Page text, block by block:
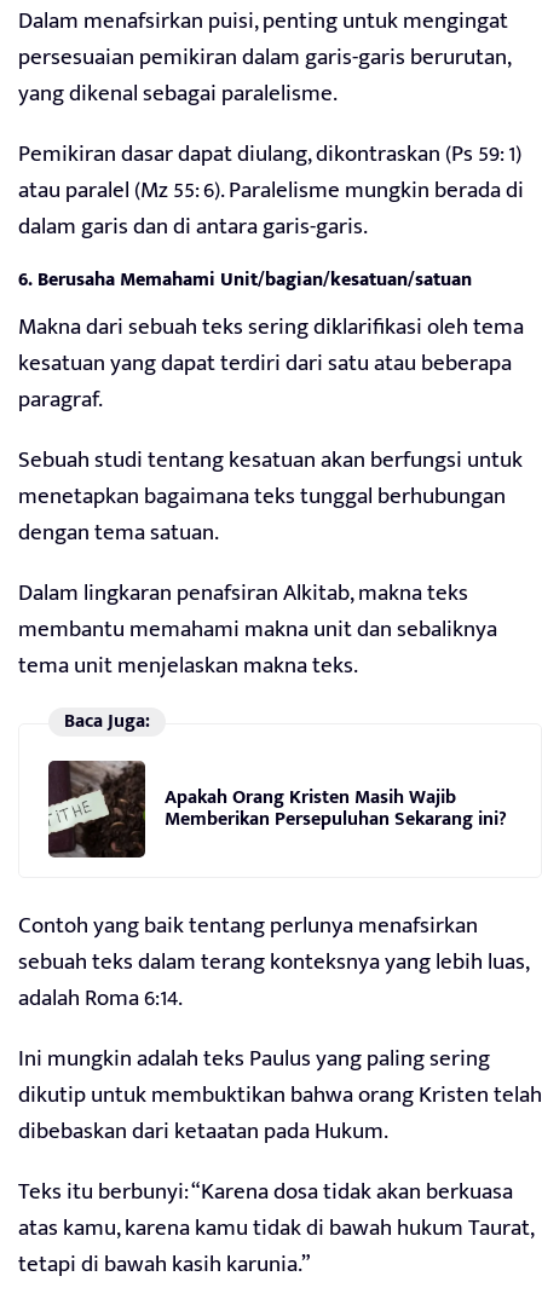
Dalam menafsirkan puisi, penting untuk mengingat
persesuaian pemikiran dalam garis-garis berurutan,
yang dikenal sebagai paralelisme.
Pemikiran dasar dapat diulang, dikontraskan (Ps 59: 1)
atau paralel (Mz 55: 6). Paralelisme mungkin berada di
dalam garis dan di antara garis-garis.
6. Berusaha Memahami Unit/bagian/kesatuan/satuan
Makna dari sebuah teks sering diklarifikasi oleh tema
kesatuan yang dapat terdiri dari satu atau beberapa
paragraf.
Sebuah studi tentang kesatuan akan berfungsi untuk
menetapkan bagaimana teks tunggal berhubungan
dengan tema satuan.
Dalam lingkaran penafsiran Alkitab, makna teks
membantu memahami makna unit dan sebaliknya
tema unit menjelaskan makna teks.
Baca Juga:
Apakah Orang Kristen Masih Wajib
Memberikan Persepuluhan Sekarang ini?
Contoh yang baik tentang perlunya menafsirkan
sebuah teks dalam terang konteksnya yang lebih luas,
adalah Roma 6:14.
Ini mungkin adalah teks Paulus yang paling sering
dikutip untuk membuktikan bahwa orang Kristen telah
dibebaskan dari ketaatan pada Hukum.
Teks itu berbunyi: “Karena dosa tidak akan berkuasa
atas kamu, karena kamu tidak di bawah hukum Taurat,
tetapi di bawah kasih karunia.”